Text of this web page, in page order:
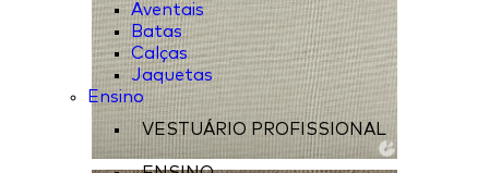
Aventais
Batas
Calças
Jaquetas
Ensino
VESTUÁRIO PROFISSIONAL